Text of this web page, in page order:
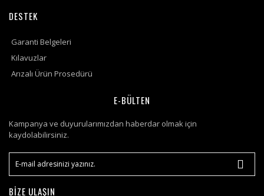
DESTEK
Garanti Belgeleri
Kılavuzlar
Arızalı Ürün Prosedürü
E-BÜLTEN
Kampanya ve duyurularımızdan haberdar olmak için
kaydolabilirsiniz.
BİZE ULAŞIN